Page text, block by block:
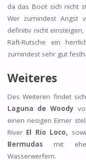
da das Boot sich nicht
Wer zumindest Angst
definitiv nicht
Raft-Rutsche ein
zumindest sehr gut
Weiteres
Des Weiteren findet
Laguna de Woody
einen riesigen Eimer
River El Rio Loco,
Bermudasmit
Wasserwerfern.